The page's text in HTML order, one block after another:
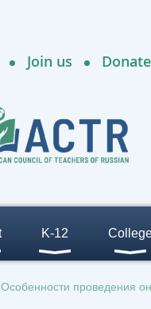
Join us Donate
K-12
Особенности проведения